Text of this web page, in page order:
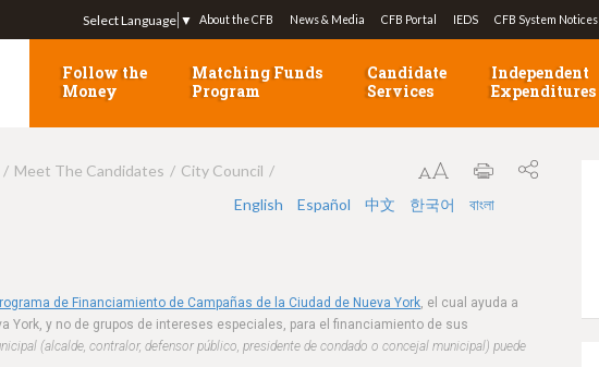
Jump to navigation
Select Language ▼ About the CFB News & Media CFB Portal IEDS CFB System Notices
Follow the
Money
Matching Funds
Program
Candidate
Services
Independent
Expenditures
Meet The Candidates
City Council
English
Español 中文 한국어 বাংলা
de Financiamiento de Campañas de la Ciudad de Nueva York, el cual ayuda a
York, y no de grupos de intereses especiales, para el financiamiento de sus
(alcalde, contralor, defensor público, presidente de condado o concejal municipal) puede